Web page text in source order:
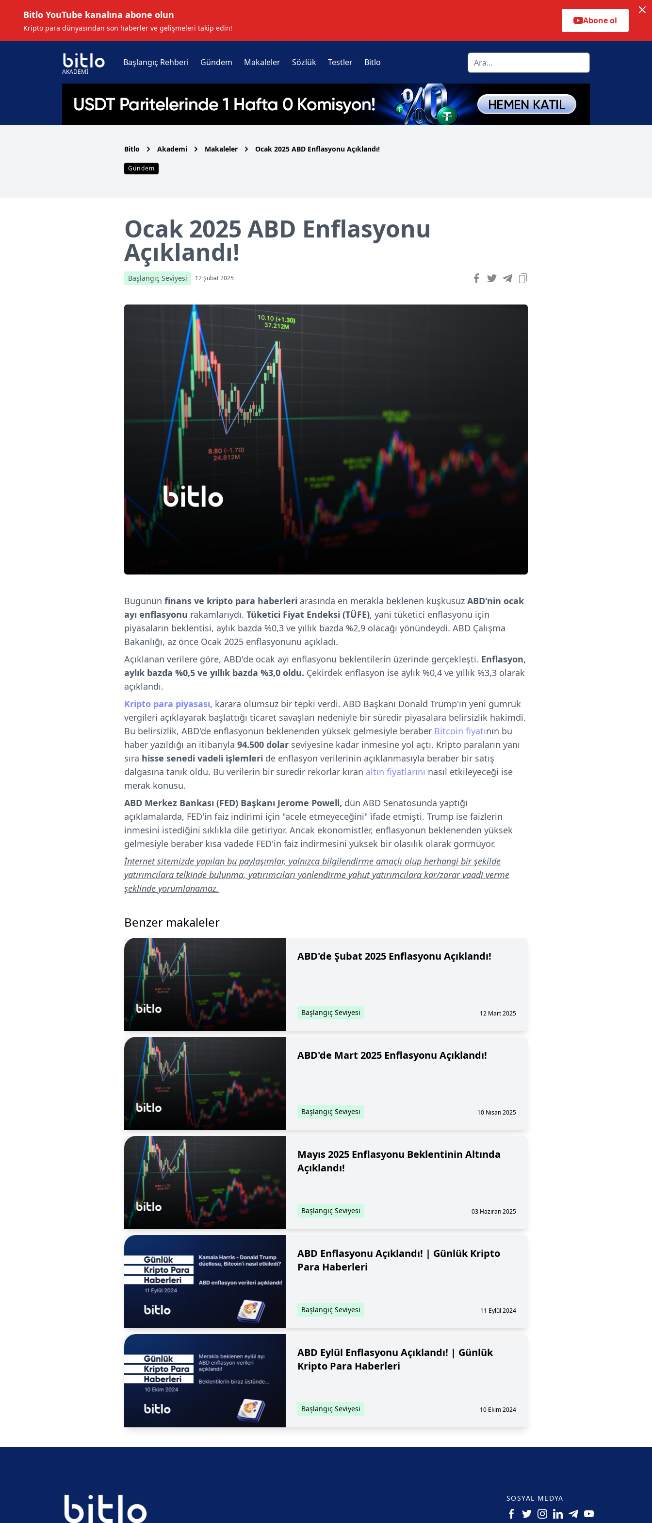
Bitlo YouTube kanalına abone olun
Kripto para dünyasından son haberler ve gelişmeleri takip edin!
Abone ol
AKADEMİ
Başlangıç Rehberi Gündem Makaleler Sözlük Testler Bitlo
Bitlo Akademi Makaleler Ocak 2025 ABD Enflasyonu Açıklandı!
Gündem
Ocak 2025 ABD Enflasyonu
Açıklandı!
Başlangıç Seviyesi 12 Şubat 2025
Bugünün finans ve kripto para haberleri arasında en merakla beklenen kuşkusuz ABD'nin ocak
ayı enflasyonu rakamlarıydı. Tüketici Fiyat Endeksi (TÜFE), yani tüketici enflasyonu için
piyasaların beklentisi, aylık bazda %0,3 ve yıllık bazda %2,9 olacağı yönündeydi. ABD Çalışma
Bakanlığı, az önce Ocak 2025 enflasyonunu açıkladı.
Açıklanan verilere göre, ABD'de ocak ayı enflasyonu beklentilerin üzerinde gerçekleşti. Enflasyon,
aylık bazda %0,5 ve yıllık bazda %3,0 oldu. Çekirdek enflasyon ise aylık %0,4 ve yıllık %3,3 olarak
açıklandı.
Kripto para piyasası, karara olumsuz bir tepki verdi. ABD Başkanı Donald Trump'ın yeni gümrük
vergileri açıklayarak başlattığı ticaret savaşları nedeniyle bir süredir piyasalara belirsizlik hakimdi.
Bu belirsizlik, ABD'de enflasyonun beklenenden yüksek gelmesiyle beraber Bitcoin fiyatının bu
haber yazıldığı an itibarıyla 94.500 dolar seviyesine kadar inmesine yol açtı. Kripto paraların yanı
sıra hisse senedi vadeli işlemleri de enflasyon verilerinin açıklanmasıyla beraber bir satış
dalgasına tanık oldu. Bu verilerin bir süredir rekorlar kıran altın fiyatlarını nasıl etkileyeceği ise
merak konusu.
ABD Merkez Bankası (FED) Başkanı Jerome Powell, dün ABD Senatosunda yaptığı
açıklamalarda, FED'in faiz indirimi için "acele etmeyeceğini" ifade etmişti. Trump ise faizlerin
inmesini istediğini sıklıkla dile getiriyor. Ancak ekonomistler, enflasyonun beklenenden yüksek
gelmesiyle beraber kısa vadede FED'in faiz indirmesini yüksek bir olasılık olarak görmüyor.
İnternet sitemizde yapılan bu paylaşımlar, yalnızca bilgilendirme amaçlı olup herhangi bir şekilde
yatırımcılara telkinde bulunma, yatırımcıları yönlendirme yahut yatırımcılara kar/zarar vaadi verme
şeklinde yorumlanamaz.
Benzer makaleler
ABD'de Şubat 2025 Enflasyonu Açıklandı!
Başlangıç Seviyesi 12 Mart 2025
ABD'de Mart 2025 Enflasyonu Açıklandı!
Başlangıç Seviyesi 10 Nisan 2025
Mayıs 2025 Enflasyonu Beklentinin Altında
Açıklandı!
Başlangıç Seviyesi 03 Haziran 2025
ABD Enflasyonu Açıklandı! | Günlük Kripto
Para Haberleri
Başlangıç Seviyesi 11 Eylül 2024
ABD Eylül Enflasyonu Açıklandı! | Günlük
Kripto Para Haberleri
Başlangıç Seviyesi 10 Ekim 2024
SOSYAL MEDYA